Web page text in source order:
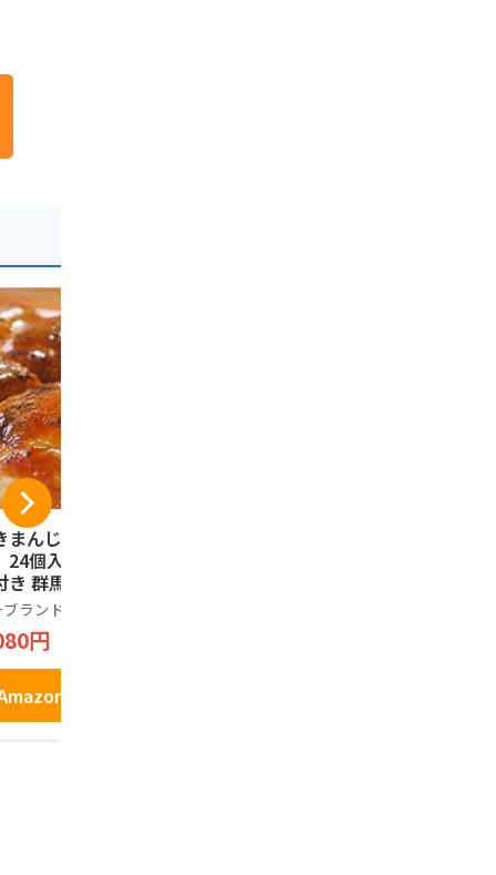
まんじゅう（冷
24個入り 味噌だ
き 群馬名物 前
ランド品
円
で見る